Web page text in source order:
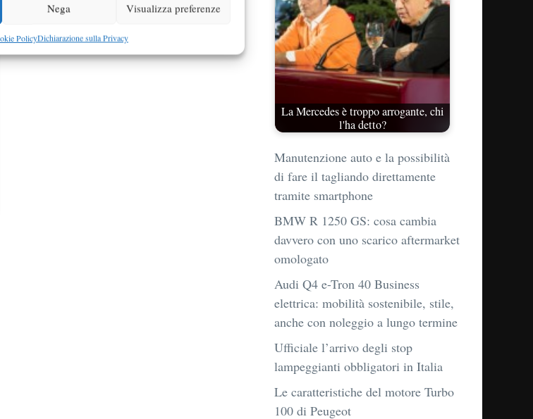
Nega Visualizza preferenze
PolicyDichiarazione sulla Privacy
Rosberg impermeabile ai giochi
psicologici di Hamilton
La Mercedes è troppo arrogante, chi
l'ha detto?
Manutenzione auto e la possibilità
di fare il tagliando direttamente
tramite smartphone
BMW R 1250 GS: cosa cambia
davvero con uno scarico aftermarket
omologato
Audi Q4 e-Tron 40 Business
elettrica: mobilità sostenibile, stile,
anche con noleggio a lungo termine
Ufficiale l’arrivo degli stop
lampeggianti obbligatori in Italia
Le caratteristiche del motore Turbo
100 di Peugeot